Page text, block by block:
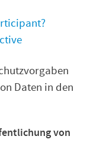
Daten in den
von